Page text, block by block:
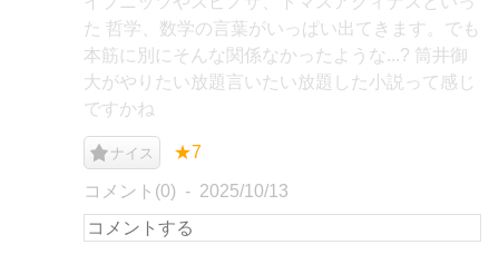
た 哲学、数学の言葉がいっぱい出てきます。でも
本筋に別にそんな関係なかったような...? 筒井御
大がやりたい放題言いたい放題した小説って感じ
ですかね
ナイス ★7
コメント(0) 2025/10/13